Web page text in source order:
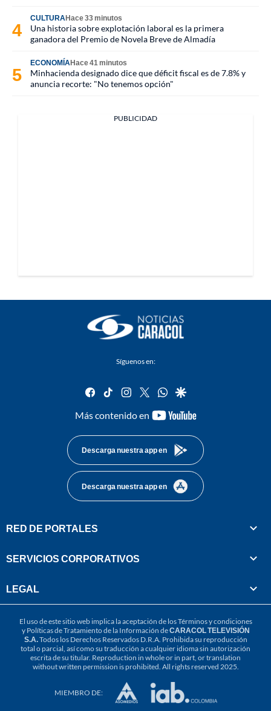
CULTURAHace 33 minutos
Una historia sobre explotación laboral es la primera
ganadora del Premio de Novela Breve de Almadía
ECONOMÍAHace 41 minutos
Minhacienda designado dice que déficit fiscal es de 7.8% y
anuncia recorte: "No tenemos opción"
PUBLICIDAD
Síguenos en:
facebook
tiktok instagram
twitterwhatsapp
google
Más contenido en
youtube-
Descarga nuestra app en
Descarga nuestra app en
RED DE PORTALES
SERVICIOS CORPORATIVOS
LEGAL
El uso de este sitio web implica la aceptación de losTérminos y condiciones
y Políticas de Tratamiento de la Información deCARACOL TELEVISIÓN
S.A.Todos los Derechos Reservados D.R.A. Prohibida su reproducción
total o parcial, así como su traducción a cualquier idioma sin autorización
escrita de su titular. Reproduction in whole or in part, or translation
without written permission is prohibited. All rights reserved 2025.
MIEMBRO DE: